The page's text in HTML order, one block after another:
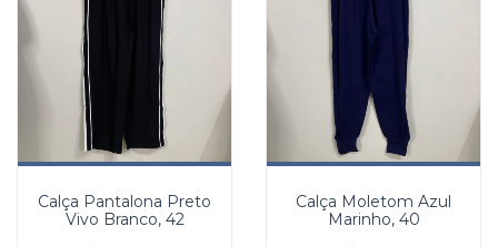
Calça Pantalona Preto
Vivo Branco, 42
Calça Moletom Azul
Marinho, 40